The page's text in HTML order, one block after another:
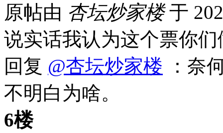
原帖由 杏坛炒家楼于
说实话我认为这个票你
回复 @杏坛炒家楼 ：奈
不明白为啥。
6楼